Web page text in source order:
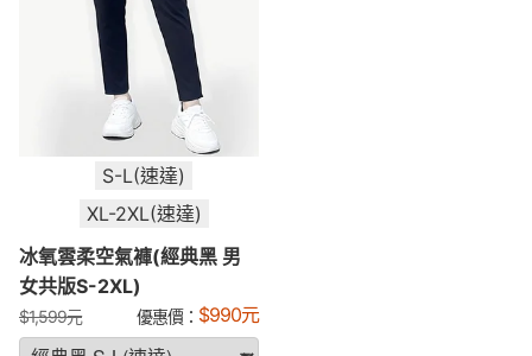
S-L(速達)
XL-2XL(速達)
冰氧雲柔空氣褲(經典黑 男
女共版S-2XL)
$1,599元 優惠價： $990元